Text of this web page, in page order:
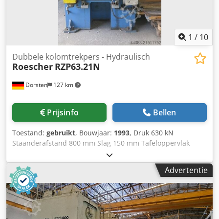
1 / 10
Dorsten 127 km
Dubbele kolomtrekpers - Hydraulisch
Roescher RZP63.21N
Prijsinfo Bellen
Toestand: gebruikt, Bouwjaar: 1993, Druk 630 kN
Staanderafstand 800 mm Slag 150 mm Tafeloppervlak
720x550 mm Ramoppervlak 720x520 mm Inbouwhoogte
420 mm Snelle indaling 394 mm/sec Werkingssnelheid
71/17 mm/sec Terugloopsnelheid 390 mm/sec
Verstelbereik slagpositie 120 mm Totaal opgenomen
vermogen 15 kW Snijslagdemper De technische gegevens
zijn afkomstig van de fabrikant of operator en daarom voor
ons niet bindend. Tussentijdse verkoop voorbehouden;
Advertentie